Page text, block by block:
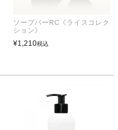
ソープバーRC《ライスコレク
ション》
¥1,210税込